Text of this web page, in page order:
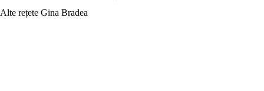
Alte rețete Gina Bradea